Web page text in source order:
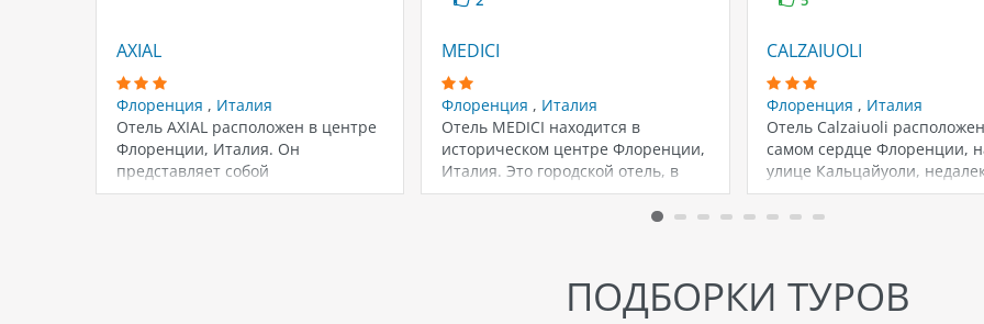
AXIAL
Флоренция , Италия
Отель AXIAL расположен в центре
Флоренции, Италия. Он
представляет собой
традиционный тосканский дом
MEDICI
Флоренция , Италия
Отель MEDICI находится в
историческом центре Флоренции,
Италия. Это городской отель, в
котором есть ресторан,…
CALZAIUOLI
Флоренция , Италия
Отель Calzaiuoli
самом сердце Флоренции,
улице Кальцайуоли,
таких основных
достопримечательностей,…
ПОДБОРКИ ТУРОВ